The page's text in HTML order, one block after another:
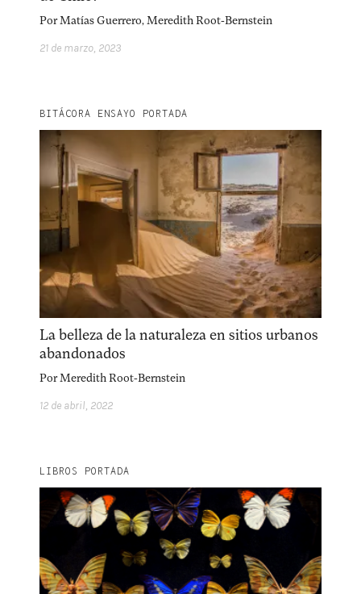
Por Matías Guerrero, Meredith Root-Bernstein
21 de marzo, 2023
BITÁCORA ENSAYO PORTADA
La belleza de la naturaleza en sitios urbanos
abandonados
Por Meredith Root-Bernstein
12 de abril, 2022
LIBROS PORTADA